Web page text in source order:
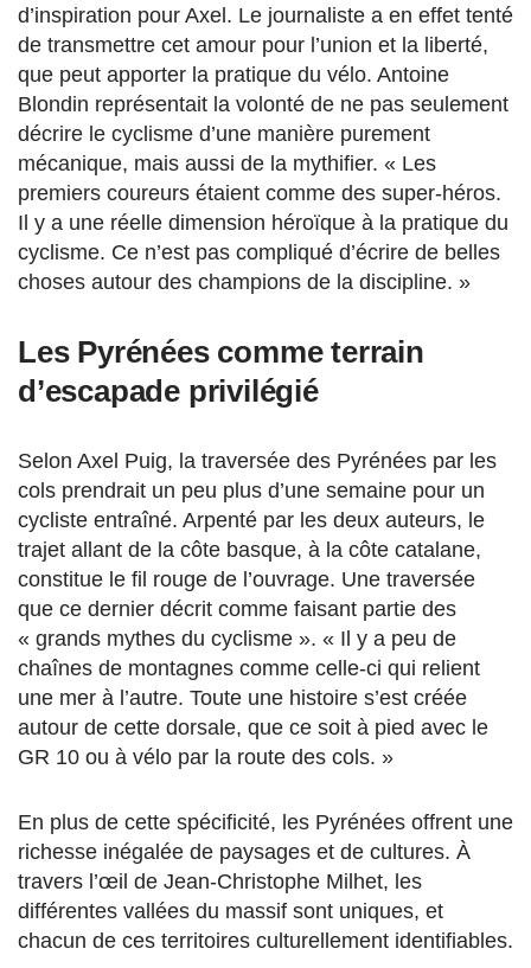
d’inspiration pour Axel. Le journaliste a en effet tenté
de transmettre cet amour pour l’union et la liberté,
que peut apporter la pratique du vélo. Antoine
Blondin représentait la volonté de ne pas seulement
décrire le cyclisme d’une manière purement
mécanique, mais aussi de la mythifier. « Les
premiers coureurs étaient comme des super-héros.
Il y a une réelle dimension héroïque à la pratique du
cyclisme. Ce n’est pas compliqué d’écrire de belles
choses autour des champions de la discipline. »
Les Pyrénées comme terrain
d’escapade privilégié
Selon Axel Puig, la traversée des Pyrénées par les
cols prendrait un peu plus d’une semaine pour un
cycliste entraîné. Arpenté par les deux auteurs, le
trajet allant de la côte basque, à la côte catalane,
constitue le fil rouge de l’ouvrage. Une traversée
que ce dernier décrit comme faisant partie des
« grands mythes du cyclisme ». « Il y a peu de
chaînes de montagnes comme celle-ci qui relient
une mer à l’autre. Toute une histoire s’est créée
autour de cette dorsale, que ce soit à pied avec le
GR 10 ou à vélo par la route des cols. »
En plus de cette spécificité, les Pyrénées offrent une
richesse inégalée de paysages et de cultures. À
travers l’œil de Jean-Christophe Milhet, les
différentes vallées du massif sont uniques, et
chacun de ces territoires culturellement identifiables.